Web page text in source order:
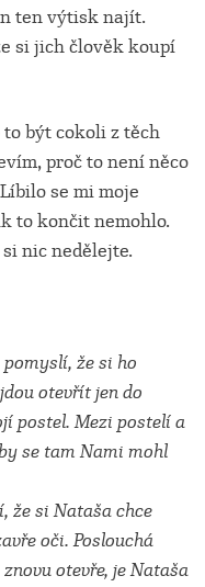
ten výtisk najít.
si jich člověk koupí
být cokoli z těch
proč to není něco
se mi moje
to končit nemohlo.
nic nedělejte.
že si ho
otevřít jen do
postel. Mezi postelí a
se tam Nami mohl
že si Nataša chce
oči. Poslouchá
otevře, je Nataša